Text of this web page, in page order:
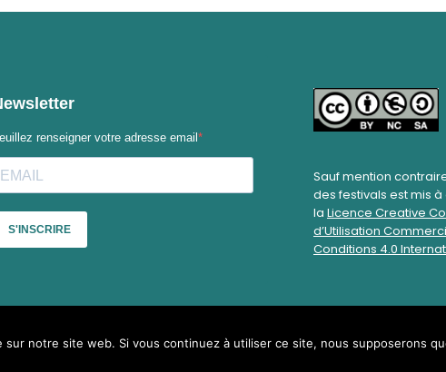
Sauf mention
des festivals est mis
la Licence Creative
d’Utilisation
Conditions 4.0
notre site web. Si vous continuez à utiliser ce site, nous supposerons